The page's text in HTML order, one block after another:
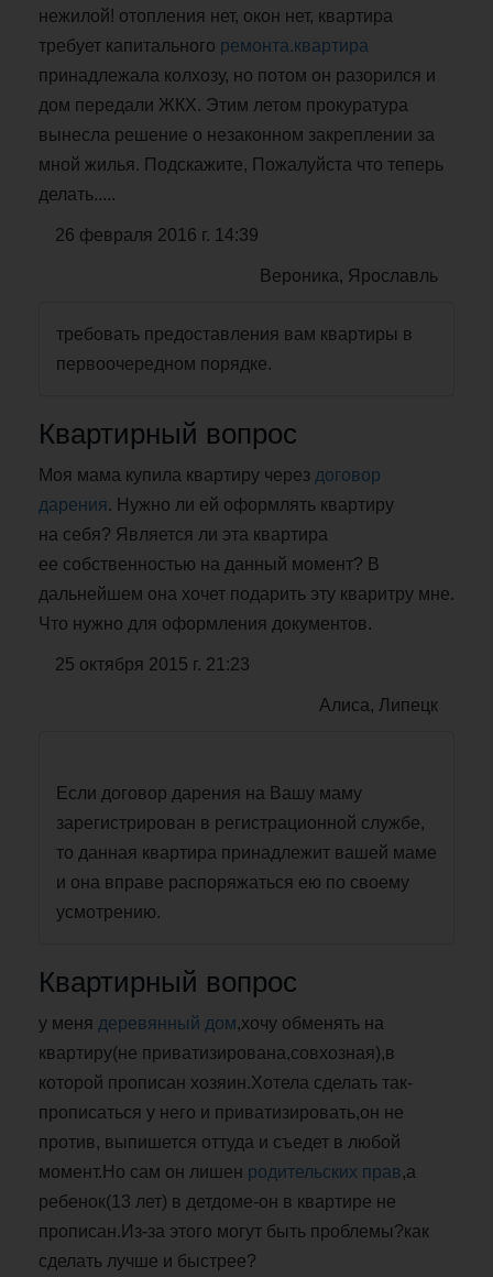
нежилой! отопления нет, окон нет, квартира
требует капитального ремонта.квартира
принадлежала колхозу, но потом он разорился и
дом передали ЖКХ. Этим летом прокуратура
вынесла решение о незаконном закреплении за
мной жилья. Подскажите, Пожалуйста что теперь
делать.....
26 февраля 2016 г. 14:39
Вероника, Ярославль
требовать предоставления вам квартиры в
первоочередном порядке.
Квартирный вопрос
Моя мама купила квартиру через договор
дарения . Нужно ли ей оформлять квартиру
на себя? Является ли эта квартира
ее собственностью на данный момент? В
дальнейшем она хочет подарить эту кваритру мне.
Что нужно для оформления документов.
25 октября 2015 г. 21:23
Алиса, Липецк
Если договор дарения на Вашу маму
зарегистрирован в регистрационной службе,
то данная квартира принадлежит вашей маме
и она вправе распоряжаться ею по своему
усмотрению.
Квартирный вопрос
у меня деревянный дом,хочу обменять на
квартиру(не приватизирована,совхозная),в
которой прописан хозяин.Хотела сделать так-
прописаться у него и приватизировать,он не
против, выпишется оттуда и съедет в любой
момент.Но сам он лишен родительских прав,а
ребенок(13 лет) в детдоме-он в квартире не
прописан.Из-за этого могут быть проблемы?как
сделать лучше и быстрее?